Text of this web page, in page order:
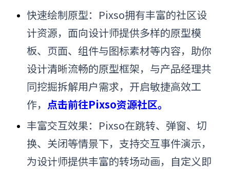
快速绘制原型：Pixso拥有丰富的社区设
计资源，面向设计师提供多样的原型模
板、页面、组件与图标素材等内容， 助你
设计清晰流畅的原型框架，与产品经理共
同挖掘拆解用户需求，开启敏捷高效工
作， 点击前往Pixso资源社区。
丰富交互效果：Pixso在跳转、弹窗、切
换、关闭等情景下， 支持交互事件演示，
为设计师提供丰富的转场动画，自定义即